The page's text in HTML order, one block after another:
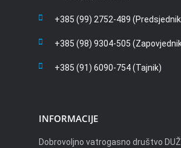
+385 (99) 2752-489
+385 (98) 9304-505
+385 (91) 6090-754 (Tajnik)
INFORMACIJE
Dobrovoljno vatrogasno društvo